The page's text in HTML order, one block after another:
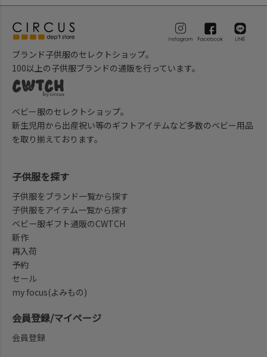
ブランド子供服のセレクトショップ。
100以上の子供服ブランドの通販を行っています。
ベビー服のセレクトショップ。
新生児用から出産祝い等のギフトアイテムなど多数のベビー用品
を取り揃えております。
子供服を探す
子供服をブランド一覧から探す
子供服をアイテム一覧から探す
ベビー服ギフト通販のCWTCH
新作
再入荷
予約
セール
my focus(よみもの)
会員登録/マイページ
会員登録